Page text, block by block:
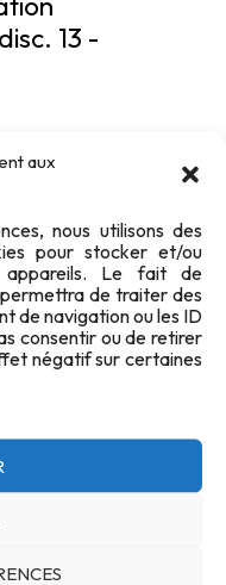
aux
nous utilisons des
pour stocker et/ou
appareils. Le fait de
de traiter des
de navigation ou les ID
consentir ou de retirer
négatif sur certaines
13 -